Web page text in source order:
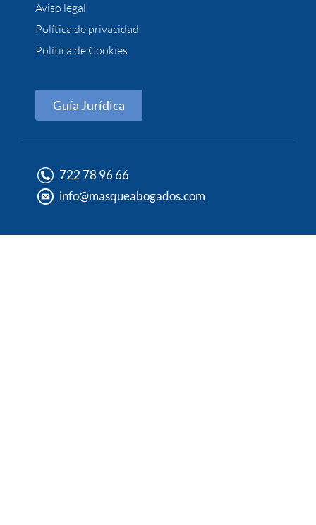
Aviso legal
Política de privacidad
Política de Cookies
Guía Jurídica
722 78 96 66
info@masqueabogados.com